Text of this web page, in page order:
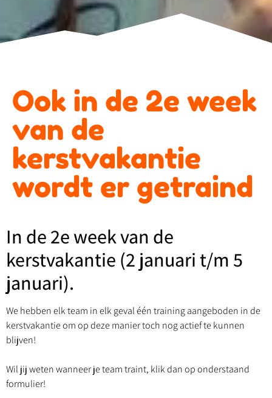
Ook in de 2e week
van de
kerstvakantie
wordt er getraind
In de 2e week van de
kerstvakantie (2 januari t/m 5
januari).
We hebben elk team in elk geval één training aangeboden in de
kerstvakantie om op deze manier toch nog actief te kunnen
blijven!
Wil jij weten wanneer je team traint, klik dan op onderstaand
formulier!